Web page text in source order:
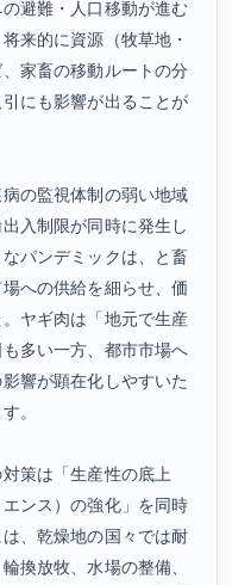
避難・人口移動が進む
来的に資源（牧草地・
家畜の移動ルートの分
にも影響が出ることが
の監視体制の弱い地域
入制限が同時に発生し
パンデミックは、と畜
への供給を細らせ、価
ヤギ肉は「地元で生産
多い一方、都市市場へ
響が顕在化しやすいた
。
策は「生産性の底上
ンス）の強化」を同時
、乾燥地の国々では耐
換放牧、水場の整備、